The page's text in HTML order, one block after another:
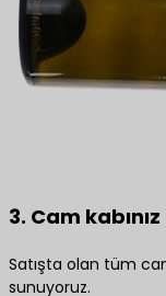
3. Cam
Satışta olan tüm
sunuyoruz.